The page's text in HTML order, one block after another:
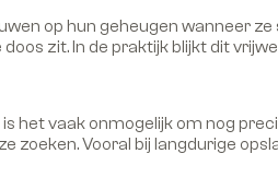
op hun geheugen wanneer
zit. In de praktijk blijkt dit
het vaak onmogelijk om nog
zoeken. Vooral bij langdurige